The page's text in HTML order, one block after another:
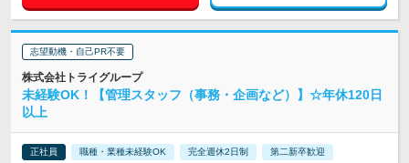
志望動機・自己PR不要
株式会社トライグループ
未経験OK！【管理スタッフ（事務・企画など）】☆年休120日
以上
正社員 職種・業種未経験OK 完全週休2日制 第二新卒歓迎